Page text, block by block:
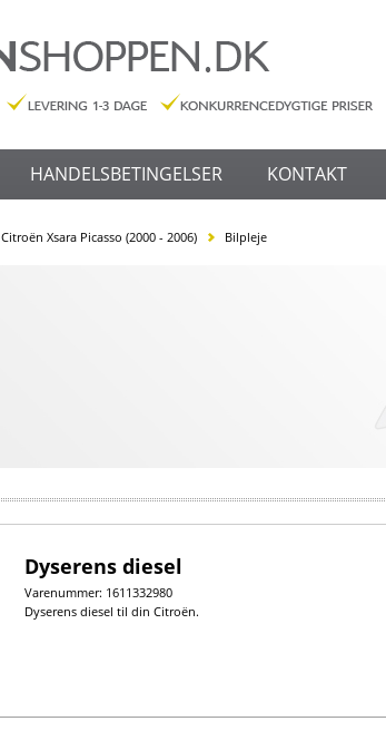
HANDELSBETINGELSER KONTAKT
Citroën Xsara Picasso (2000 - 2006) Bilpleje
Dyserens diesel
Varenummer: 1611332980
Dyserens diesel til din Citroën.